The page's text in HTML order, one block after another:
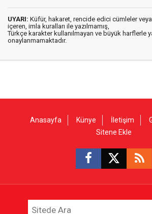
UYARI: Küfür, hakaret, rencide edici cümleler veya
içeren, imla kuralları ile yazılmamış,
Türkçe karakter kullanılmayan ve büyük harflerle
onaylanmamaktadır.
Anasayfa Künye İletişim
Sitene Ekle